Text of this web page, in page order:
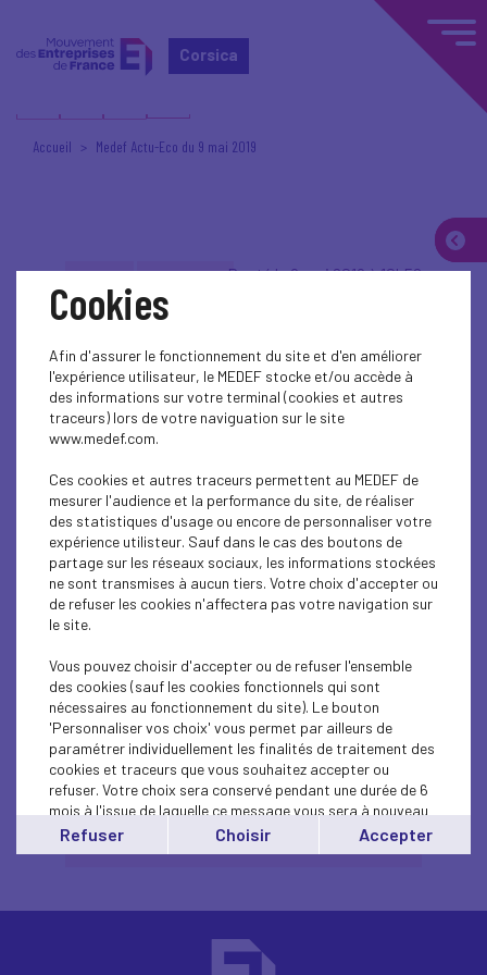
Corsica
Accueil Medef Actu-Eco du 9 mai 2019
Posté le 9 mai 2019 à 10h56
Medef Actu-Eco du 9
mai 2019
Au programme
L’incontournable… Accélération de
l’économie américaine en trompe l’œil ?
Le graphique de la quinzaine… Croissance
française au premier trimestre 2019 :
dynamique maintenue
Focus sur… Pas de retour à l’équilibre des
quinquennat
Les brèves…
Prévisions économiques
Medef Actu-Eco du 9 mai 2019
Télécharger l’article (PDF)
Cookies
Afin d'assurer le fonctionnement du site et d'en améliorer
l'expérience utilisateur, le MEDEF stocke et/ou accède à
des informations sur votre terminal (cookies et autres
traceurs) lors de votre naviguation sur le site
www.medef.com.
Ces cookies et autres traceurs permettent au MEDEF de
mesurer l'audience et la performance du site, de réaliser
des statistiques d'usage ou encore de personnaliser votre
expérience utilisteur. Sauf dans le cas des boutons de
partage sur les réseaux sociaux, les informations stockées
ne sont transmises à aucun tiers. Votre choix d'accepter ou
de refuser les cookies n'affectera pas votre navigation sur
le site.
Vous pouvez choisir d'accepter ou de refuser l'ensemble
des cookies (sauf les cookies fonctionnels qui sont
nécessaires au fonctionnement du site). Le bouton
'Personnaliser vos choix' vous permet par ailleurs de
paramétrer individuellement les finalités de traitement des
cookies et traceurs que vous souhaitez accepter ou
refuser. Votre choix sera conservé pendant une durée de 6
mois à l'issue de laquelle ce message vous sera à nouveau
affiché..
Vous pouvez modifier votre choix à tout moment en
Refuser Choisir Accepter